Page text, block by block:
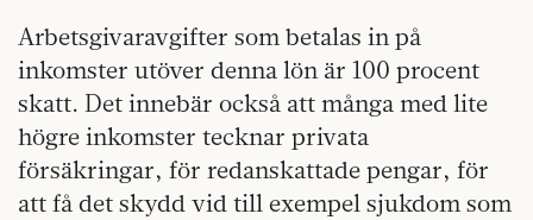
Arbetsgivaravgifter som betalas in på
inkomster utöver denna lön är 100 procent
skatt. Det innebär också att många med lite
högre inkomster tecknar privata
försäkringar, för redanskattade pengar, för
att få det skydd vid till exempel sjukdom som